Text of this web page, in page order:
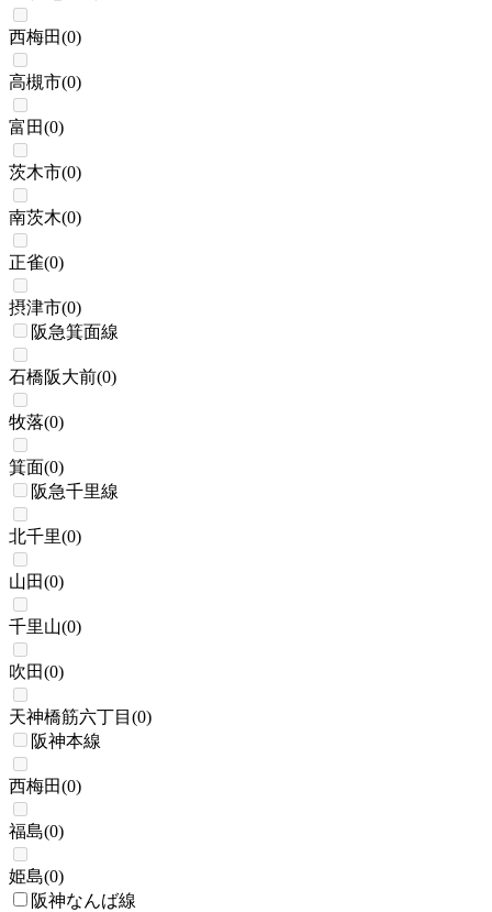
西梅田(0)
高槻市(0)
富田(0)
茨木市(0)
南茨木(0)
正雀(0)
摂津市(0)
阪急箕面線
石橋阪大前(0)
牧落(0)
箕面(0)
阪急千里線
北千里(0)
山田(0)
千里山(0)
吹田(0)
天神橋筋六丁目 (0)
阪神本線
西梅田(0)
福島(0)
姫島(0)
阪神なんば線